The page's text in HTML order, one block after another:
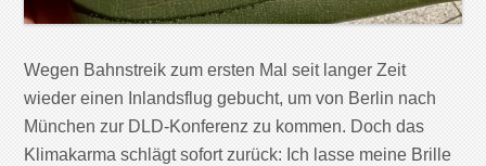
Wegen Bahnstreik zum ersten Mal seit langer Zeit
wieder einen Inlandsflug gebucht, um von Berlin nach
München zur DLD-Konferenz zu kommen. Doch das
Klimakarma schlägt sofort zurück: Ich lasse meine Brille